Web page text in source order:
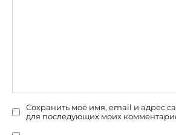
Сохранить моё имя, email и адрес
для последующих моих